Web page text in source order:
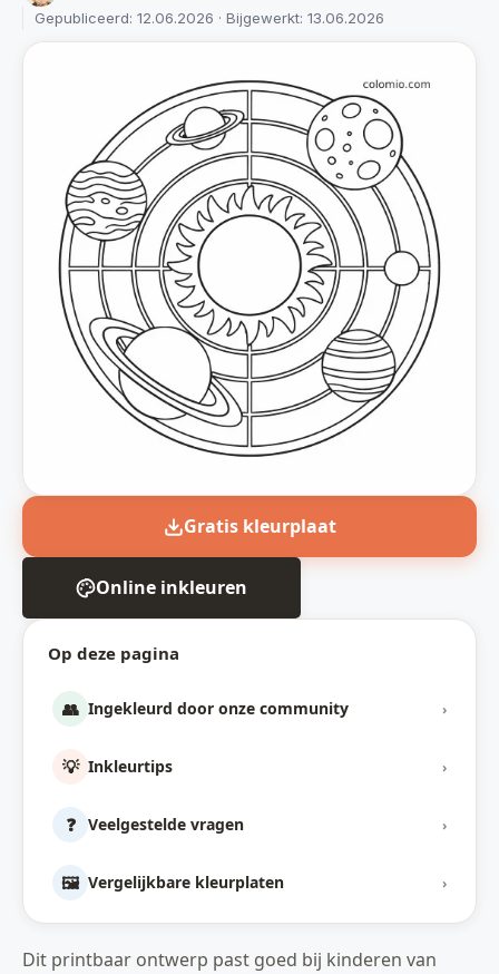
Gepubliceerd: 12.06.2026 · Bijgewerkt: 13.06.2026
Op deze pagina
👥 Ingekleurd door onze community ›
💡 Inkleurtips ›
❓ Veelgestelde vragen ›
🖼️ Vergelijkbare kleurplaten ›
Gratis kleurplaat
Online inkleuren
Dit printbaar ontwerp past goed bij kinderen van